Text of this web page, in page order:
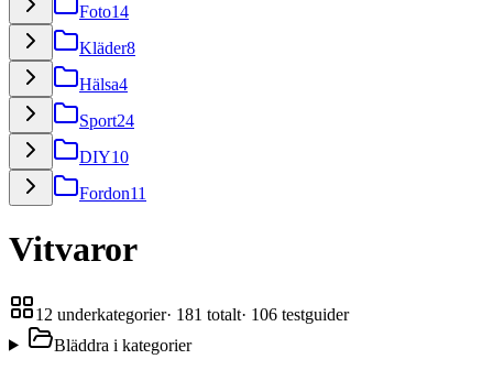
Foto14
Kläder8
Hälsa4
Sport24
DIY10
Fordon11
Vitvaror
12 underkategorier· 181 totalt· 106 testguider
Bläddra i kategorier